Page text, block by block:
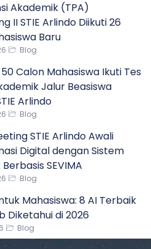
Akademik (TPA)
II STIE Arlindo Diikuti 26
Baru
Blog
Calon Mahasiswa Ikuti Tes
Jalur Beasiswa
Arlindo
Blog
STIE Arlindo Awali
Digital dengan Sistem
SEVIMA
Blog
Mahasiswa: 8 AI Terbaik
Diketahui di 2026
Blog